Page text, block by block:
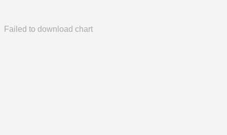
Failed to download chart